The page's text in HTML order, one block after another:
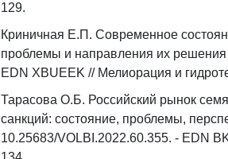
129.
Криничная Е.П. Современное
проблемы и направления их
EDN XBUEEK // Мелиорация и
Тарасова О.Б. Российский рынок
санкций: состояние, проблемы,
10.25683/VOLBI.2022.60.355. - EDN